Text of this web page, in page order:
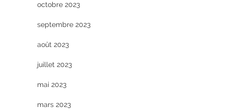
octobre 2023
septembre 2023
août 2023
juillet 2023
mai 2023
mars 2023